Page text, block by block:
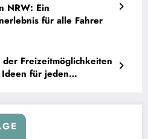
NRW: Ein
für alle Fahrer
Freizeitmöglichkeiten
für jeden